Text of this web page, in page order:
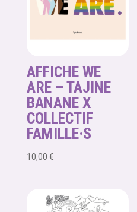
AFFICHE WE
ARE – TAJINE
BANANE X
COLLECTIF
FAMILLE·S
10,00 €